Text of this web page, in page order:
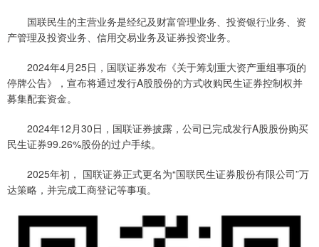
国联民生的主营业务是经纪及财富管理业务、投资银行业务、资
产管理及投资业务、信用交易业务及证券投资业务。
2024年4月25日，国联证券发布《关于筹划重大资产重组事项的
停牌公告》，宣布将通过发行A股股份的方式收购民生证券控制权并
募集配套资金。
2024年12月30日，国联证券披露，公司已完成发行A股股份购买
民生证券99.26%股份的过户手续。
2025年初， 国联证券正式更名为“国联民生证券股份有限公司”万
达策略，并完成工商登记等事项。